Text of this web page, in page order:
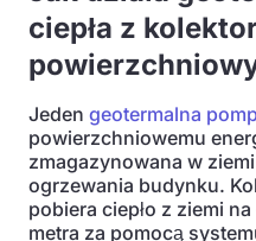
ciepła z
Jeden geotermalna
powierzchniowemu
zmagazynowana w
ogrzewania budynku.
pobiera ciepło z ziemi
metra za pomocą